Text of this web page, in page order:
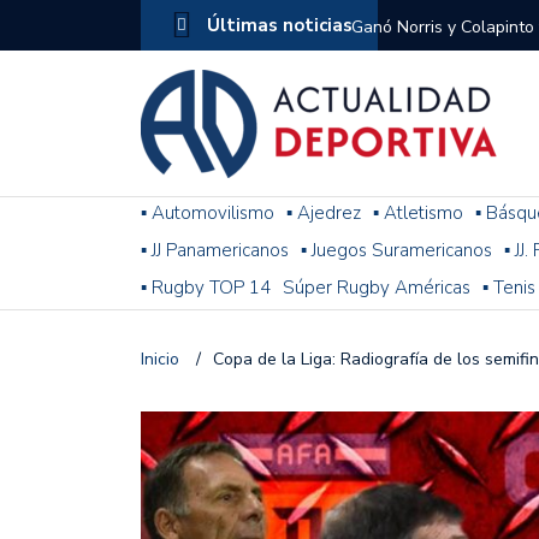
Últimas noticiasGanó Norris y
1
El penal de Barracas
Monumental
Se jugó una nueva
Arrancó el Torneo
Franco Colapinto giró
Racing le ganó a
omitió un penal de Sosa
▪ Automovilismo ▪ Ajedrez ▪ Atletismo ▪
▪ JJ Panamericanos ▪ Juegos Suramericanos ▪
▪ Rugby TOP 14 Súper Rugby Américas ▪ Tenis
Inicio / Copa de la Liga: Radiografía de los